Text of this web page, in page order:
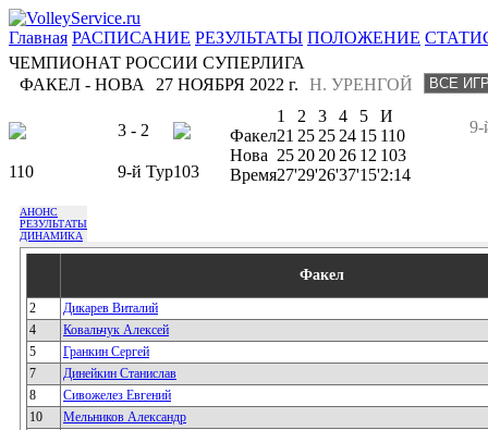
Главная РАСПИСАНИЕ РЕЗУЛЬТАТЫ ПОЛОЖЕНИЕ
ЧЕМПИОНАТ РОССИИ СУПЕРЛИГА
ФАКЕЛ - НОВА
Н. УРЕНГОЙ
27 НОЯБРЯ 2022 г.
3 - 2
110 9-й Тур103
9-
1 2 3 4 5
И
Факел21 25 25 24 15 110
Нова 25 20 20 26 12 103
Время27'29'26'37'15'2:14
АНОНС
РЕЗУЛЬТАТЫ
ДИНАМИКА
Факел
2
Дикарев Виталий
4
Ковальчук Алексей
5
Гранкин Сергей
7
Динейкин Станислав
8
Сивожелез Евгений
10
Мельников Александр